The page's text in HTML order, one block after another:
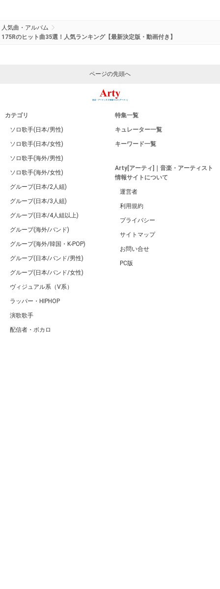
人気曲・アルバム
175Rのヒット曲35選！人気ランキング【最新決定版・動画付き】
ページの先頭へ
カテゴリ
ソロ歌手(日本/男性)
ソロ歌手(日本/女性)
ソロ歌手(海外/男性)
ソロ歌手(海外/女性)
グループ(日本/2人組)
グループ(日本/3人組)
グループ(日本/4人組以上)
グループ(海外/バンド)
グループ(海外/韓国・K-POP)
グループ(日本/バンド/男性)
グループ(日本/バンド/女性)
ヴィジュアル系（V系）
ラッパー・HIPHOP
演歌歌手
配信者・ボカロ
特集一覧
キュレーター一覧
キーワード一覧
Arty[アーティ]｜音楽・アーティスト
情報サイトについて
運営者
利用規約
プライバシー
サイトマップ
お問い合せ
PC版